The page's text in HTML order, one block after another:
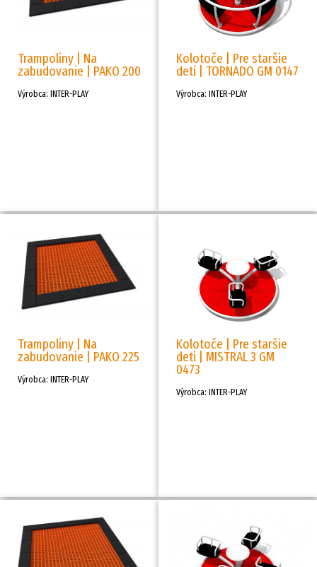
Trampolíny | Na
zabudovanie | PAKO 200
Výrobca: INTER-PLAY
Kolotoče | Pre staršie
deti | TORNADO GM 0147
Výrobca: INTER-PLAY
Trampolíny | Na
zabudovanie | PAKO 225
Výrobca: INTER-PLAY
Kolotoče | Pre staršie
deti | MISTRAL 3 GM
0473
Výrobca: INTER-PLAY